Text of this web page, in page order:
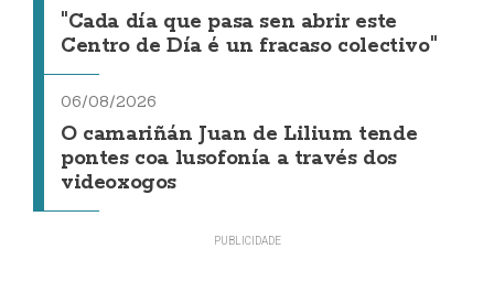
"Cada día que pasa sen abrir este
Centro de Día é un fracaso colectivo"
06/08/2026
O camariñán Juan de Lilium tende
pontes coa lusofonía a través dos
videoxogos